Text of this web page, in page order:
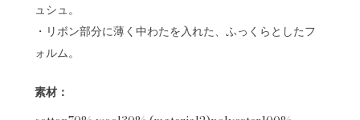
ュシュ。
・リボン部分に薄く中わたを入れた、ふっくらとしたフ
ォルム。
素材：